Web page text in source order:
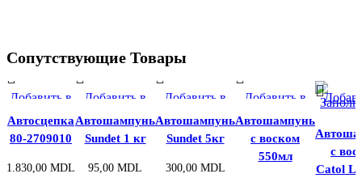
Сопутствующие Товары
Добавить в
желаний
Автосцепка
80-2709010
1.830,00 MDL
Добавить в
желаний
Автошампунь
Sundet 1 кг
95,00 MDL
Добавить в
желаний
Автошампунь
Sundet 5кг
300,00 MDL
Добавить в
Автошампунь
с воском
550мл
с
Catol